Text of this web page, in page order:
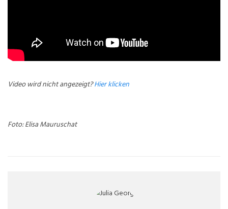
Video wird nicht angezeigt?Hier klicken
Foto: Elisa Mauruschat